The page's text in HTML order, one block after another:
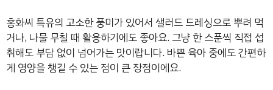
홍화씨 특유의 고소한 풍미가 있어서 샐러드 드레싱으로 뿌려 먹
거나, 나물 무칠 때 활용하기에도 좋아요. 그냥 한 스푼씩 직접 섭
취해도 부담 없이 넘어가는 맛이랍니다. 바쁜 육아 중에도 간편하
게 영양을 챙길 수 있는 점이 큰 장점이에요.